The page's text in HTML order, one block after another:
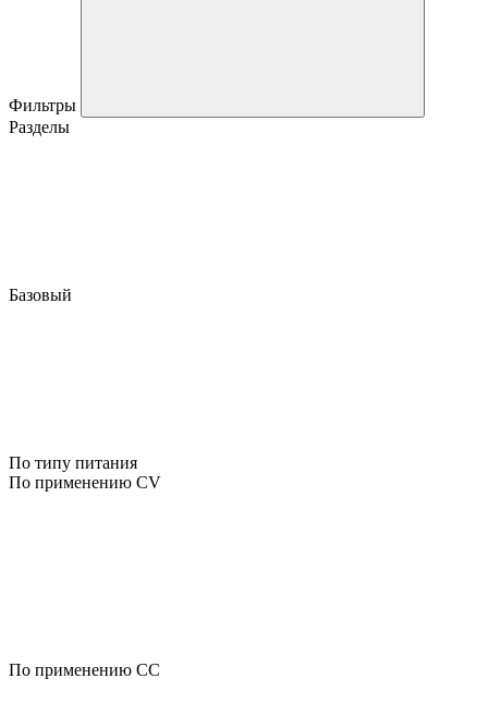
Фильтры
Разделы
Базовый
По типу питания
По применению CV
По применению CC